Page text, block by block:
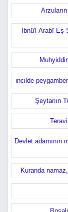
İbnü'l-Arabî
incilde
Şeytanın
Devlet adamının
Kuranda